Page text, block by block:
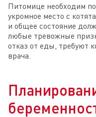
Питомице необходим
укромное место с
и общее состояние
любые тревожные
отказ от еды, требуют
врача.